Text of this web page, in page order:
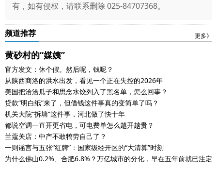
有，如有侵权，请联系删除 025-84707368。
频道推荐 更多》
黄砂村的“媒姨”
官方发文：休个假。然后呢，钱呢？
从陕西商洛的洪水出发，看见一个正在失控的2026年
美国把洽洽瓜子和思念水饺列入了黑名单，怎么回事？
贷款“明白纸”来了，但借钱这件事真的变简单了吗？
机关大院“拆墙”这件事，河北做了快十年
都说空调一直开更省电，可电费单怎么越开越贵？
兰蔻关店：中产不敢犒劳自己了？
一则谣言与五张“红牌”：国家级经开区的“大清算”时刻
为什么佛山0.2%、合肥6.8%？万亿城市的分化，早在五年前就已注定